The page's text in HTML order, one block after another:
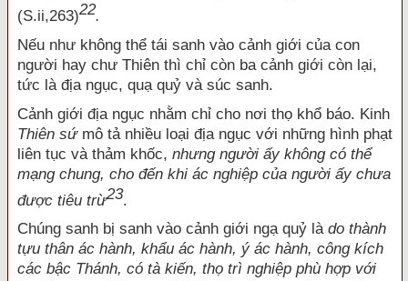
(S.ii,263)22.
Nếu như không thể tái sanh vào cảnh giới của con
người hay chư Thiên thì chỉ còn ba cảnh giới còn lại,
tức là địa ngục, quạ quỷ và súc sanh.
Cảnh giới địa ngục nhằm chỉ cho nơi thọ khổ báo. Kinh
Thiên sứmô tả nhiều loại địa ngục với những hình phạt
liên tục và thảm khốc, nhưng người ấy không có thể
mạng chung, cho đến khi ác nghiệp của người ấy chưa
được tiêu trừ23.
Chúng sanh bị sanh vào cảnh giới ngạ quỷ là do thành
tựu thân ác hành, khẩu ác hành, ý ác hành, công kích
các bậc Thánh, có tà kiến, thọ trì nghiệp phù hợp với